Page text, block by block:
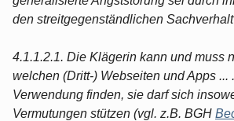
den streitgegenständlichen
4.1.1.2.1. Die Klägerin kann und muss
welchen (Dritt-) Webseiten und Apps ...
Verwendung finden, sie darf sich
Vermutungen stützen (vgl. z.B. BGH